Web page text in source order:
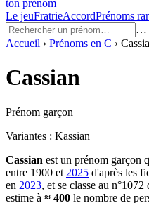
ton prénom
Le jeuFratrieAccordPrénoms
…
Accueil › Prénoms en C ›
Cassian
Prénom garçon
Variantes : Kassian
Cassian est un prénom garçon
entre 1900 et 2025 d'après les
en 2023, et se classe au
estime à ≈ 400 le nombre de